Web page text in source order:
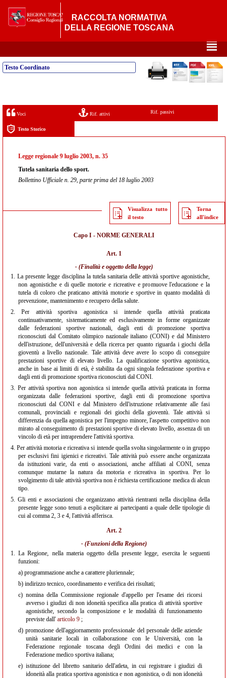
RACCOLTA NORMATIVA
DELLA REGIONE TOSCANA
²
Testo Coordinato
Voci Rif. attivi Rif. passivi
Testo Storico
Legge regionale 9 luglio 2003, n. 35
Tutela sanitaria dello sport.
Bollettino Ufficiale n. 29, parte prima del 18 luglio 2003
Visualizza tutto
il testo
Torna
all'indice
Capo I - NORME GENERALI
Art. 1
- (Finalità e oggetto della legge)
1. La presente legge disciplina la tutela sanitaria delle attività sportive agonistiche,
non agonistiche e di quelle motorie e ricreative e promuove l'educazione e la
tutela di coloro che praticano attività motorie e sportive in quanto modalità di
prevenzione, mantenimento e recupero della salute.
2.Per attività sportiva agonistica si intende quella attività praticata
continuativamente, sistematicamente ed esclusivamente in forme organizzate
dalle federazioni sportive nazionali, dagli enti di promozione sportiva
riconosciuti dal Comitato olimpico nazionale italiano (CONI) e dal Ministero
dell'istruzione, dell'università e della ricerca per quanto riguarda i giochi della
gioventù a livello nazionale. Tale attività deve avere lo scopo di conseguire
prestazioni sportive di elevato livello. La qualificazione sportiva agonistica,
anche in base ai limiti di età, è stabilita da ogni singola federazione sportiva e
dagli enti di promozione sportiva riconosciuti dal CONI.
3. Per attività sportiva non agonistica si intende quella attività praticata in forma
organizzata dalle federazioni sportive, dagli enti di promozione sportiva
riconosciuti dal CONI e dal Ministero dell'istruzione relativamente alle fasi
comunali, provinciali e regionali dei giochi della gioventù. Tale attività si
differenzia da quella agonistica per l'impegno minore, l'aspetto competitivo non
mirato al conseguimento di prestazioni sportive di elevato livello, assenza di un
vincolo di età per intraprendere l'attività sportiva.
4.Per attività motoria e ricreativa si intende quella svolta singolarmente o in gruppo
per esclusivi fini igienici e ricreativi. Tale attività può essere anche organizzata
da istituzioni varie, da enti o associazioni, anche affiliati al CONI, senza
comunque mutarne la natura da motoria e ricreativa in sportiva. Per lo
svolgimento di tale attività sportiva non è richiesta certificazione medica di alcun
tipo.
5. Gli enti e associazioni che organizzano attività rientranti nella disciplina della
presente legge sono tenuti a esplicitare ai partecipanti a quale delle tipologie di
cui al comma 2, 3 e 4, l'attività afferisca.
Art. 2
- (Funzioni della Regione)
1.La Regione, nella materia oggetto della presente legge, esercita le seguenti
funzioni:
a) programmazione anche a carattere pluriennale;
b) indirizzo tecnico, coordinamento e verifica dei risultati;
c) nomina della Commissione regionale d'appello per l'esame dei ricorsi
avverso i giudizi di non idoneità specifica alla pratica di attività sportive
agonistiche, secondo la composizione e le modalità di funzionamento
previste dall' articolo 9 ;
d) promozione dell'aggiornamento professionale del personale delle aziende
unità sanitarie locali in collaborazione con le Università, con la
Federazione regionale toscana degli Ordini dei medici e con la
Federazione medico sportiva italiana;
e) istituzione del libretto sanitario dell'atleta, in cui registrare i giudizi di
idoneità alla pratica sportiva agonistica e non agonistica, o di non idoneità